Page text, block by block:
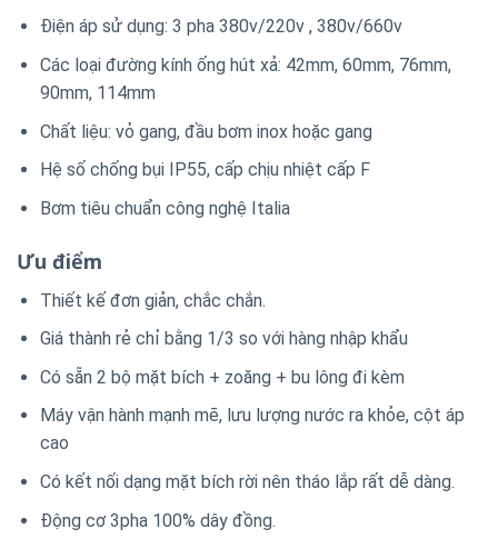
Điện áp sử dụng: 3 pha 380v/220v , 380v/660v
Các loại đường kính ống hút xả: 42mm, 60mm, 76mm,
90mm, 114mm
Chất liệu: vỏ gang, đầu bơm inox hoặc gang
Hệ số chống bụi IP55, cấp chịu nhiệt cấp F
Bơm tiêu chuẩn công nghệ Italia
Ưu điểm
Thiết kế đơn giản, chắc chắn.
Giá thành rẻ chỉ bằng 1/3 so với hàng nhập khẩu
Có sẵn 2 bộ mặt bích + zoăng + bu lông đi kèm
Máy vận hành mạnh mẽ, lưu lượng nước ra khỏe, cột áp
cao
Có kết nối dạng mặt bích rời nên tháo lắp rất dễ dàng.
Động cơ 3pha 100% dây đồng.